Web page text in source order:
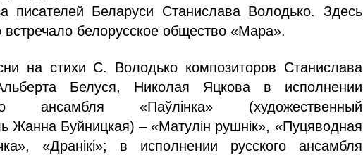
писателей Беларуси Станислава Володько. Здесь
встречало белорусское общество «Мара».
на стихи С. Володько композиторов Станислава
Белуся, Николая Яцкова в исполнении
ансамбля «Паўлінка» (художественный
Жанна Буйницкая) – «Матулін рушнік», «Пуцяводная
«Дранікі»; в исполнении русского ансамбля